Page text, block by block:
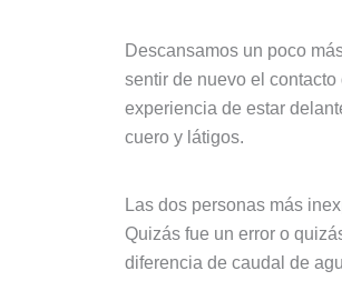
Descansamos un poco
sentir de nuevo el
experiencia de estar
cuero y látigos.
Las dos personas más
Quizás fue un error o
diferencia de caudal de